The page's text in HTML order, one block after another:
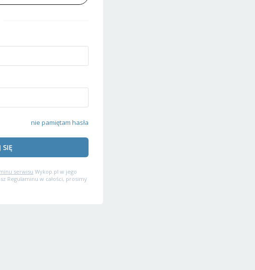
nie pamiętam hasła
SIĘ
serwisu Wykop.pl w jego
Regulaminu w całości, prosimy